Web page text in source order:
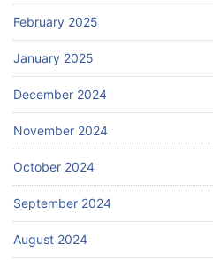
February 2025
January 2025
December 2024
November 2024
October 2024
September 2024
August 2024